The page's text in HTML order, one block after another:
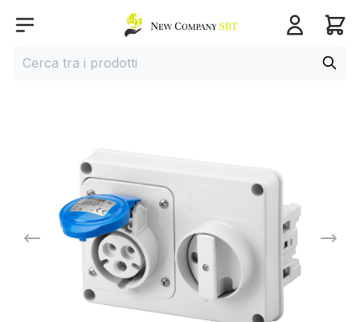
Open menu
Home page
Cerca